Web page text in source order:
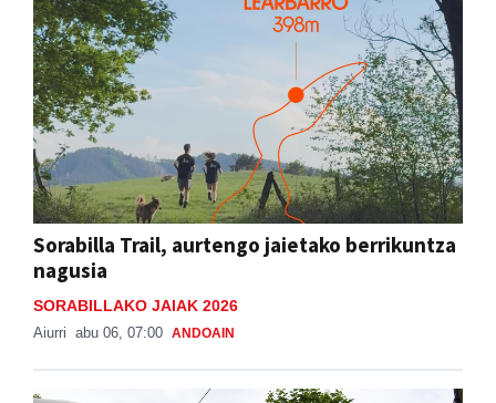
Sorabilla Trail, aurtengo jaietako berrikuntza
nagusia
SORABILLAKO JAIAK 2026
Aiurri abu 06, 07:00 ANDOAIN